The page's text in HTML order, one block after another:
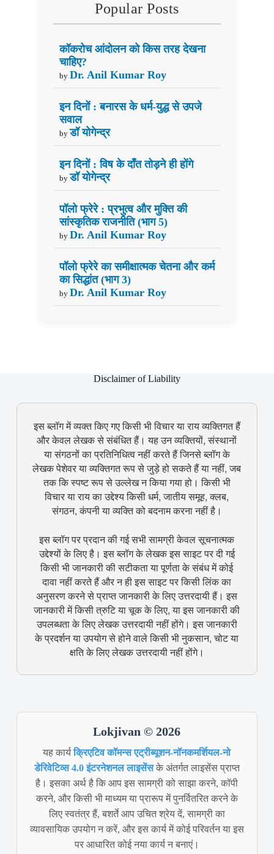
Popular Posts
कॉकरोच आंदोलन को किस तरह देखना
चाहिए?
by Dr. Anil Kumar Roy
इन दिनों : बनारस के धर्म-युद्ध से उपजे
सवाल
by डॉ योगेन्द्र
इन दिनों : विष के दाँत तोड़ने ही होंगे
by डॉ योगेन्द्र
पॉलो फ्रेरे : प्रभुत्व और मुक्ति की
सांस्कृतिक राजनीति (भाग 5)
by Dr. Anil Kumar Roy
पॉलो फ्रेरे का समीक्षात्मक चेतना और कर्म
का सिद्धांत (भाग 3)
by Dr. Anil Kumar Roy
Disclaimer of Liability
इस ब्लॉग में व्यक्त किए गए किसी भी विचार या राय व्यक्तिगत हैं
और केवल लेखक से संबंधित हैं। यह उन व्यक्तियों, संस्थानों
या संगठनों का प्रतिनिधित्व नहीं करते हैं जिनसे ब्लॉग के
लेखक पेशेवर या व्यक्तिगत रूप से जुड़े हो सकते हैं या नहीं, जब
तक कि स्पष्ट रूप से उल्लेख न किया गया हो। किसी भी
विचार या राय का उद्देश्य किसी धर्म, जातीय समूह, क्लब,
संगठन, कंपनी या व्यक्ति को बदनाम करना नहीं है।
इस ब्लॉग पर प्रदान की गई सभी सामग्री केवल सूचनात्मक
उद्देश्यों के लिए है। इस ब्लॉग के लेखक इस साइट पर दी गई
किसी भी जानकारी की सटीकता या पूर्णता के संबंध में कोई
दावा नहीं करते हैं और न ही इस साइट पर किसी लिंक का
अनुसरण करने से प्राप्त जानकारी के लिए उत्तरदायी हैं। इस
जानकारी में किसी त्रुटि या चूक के लिए, या इस जानकारी की
उपलब्धता के लिए लेखक उत्तरदायी नहीं होंगे। इस जानकारी
के प्रदर्शन या उपयोग से होने वाले किसी भी नुकसान, चोट या
क्षति के लिए लेखक उत्तरदायी नहीं होंगे।
Lokjivan © 2026
यह कार्यक्रिएटिव कॉमन्स एट्रीब्यूशन-नॉनकमर्शियल-नो
डेरिवेटिव्स 4.0 इंटरनेशनल लाइसेंसके अंतर्गत लाइसेंस प्राप्त
है। इसका अर्थ है कि आप इस सामग्री को साझा करने, कॉपी
करने, और किसी भी माध्यम या प्रारूप में पुनर्वितरित करने के
लिए स्वतंत्र हैं, बशर्ते आप उचित श्रेय दें, सामग्री का
व्यावसायिक उपयोग न करें, और इस कार्य में कोई परिवर्तन या इस
पर आधारित कोई नया कार्य न बनाएं।